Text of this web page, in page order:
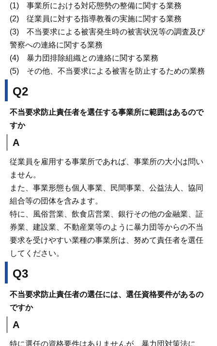
(1) 事業所における対応態勢の整備に関する業務
(2) 従業員に対する指導教養の実施に関する業務
(3) 不当要求による被害発生時の被害状況等の調査及び
警察への連絡に関する業務
(4) 暴力団排除組織との連絡に関する業務
(5) その他、不当要求による被害を防止するための業務
Q2
不当要求防止責任者を選任する事業所に範囲はあるので
すか
A
従業員を雇用する事業所であれば、事業所の大小は問い
ません。
また、事業形態も個人事業、民間事業、公益法人、協同
組合等の団体を含みます。
特に、風俗営業、飲食店営業、銀行その他の金融業、証
券業、建設業、不動産業等のように暴力団等からの不当
要求を受けやすい業種の事業所は、努めて責任者を選任
してください。
Q3
不当要求防止責任者の選任には、選任資格要件があるの
ですか
A
特に選任の資格要件はありませんが、暴力団対策法に